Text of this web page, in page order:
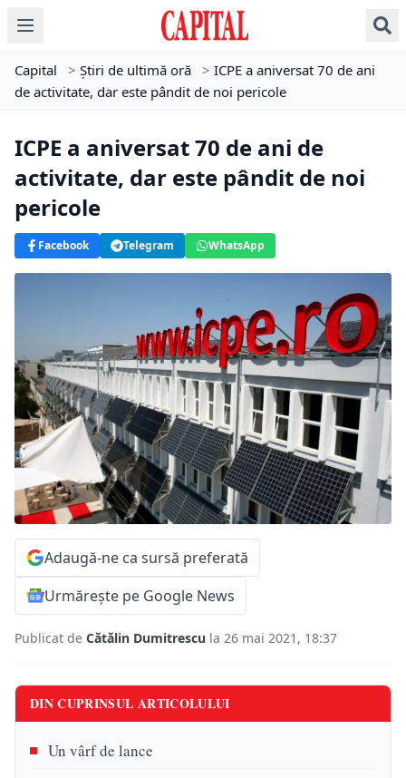
Capital > Știri de ultimă oră > ICPE a aniversat 70 de ani
de activitate, dar este pândit de noi pericole
ICPE a aniversat 70 de ani de
activitate, dar este pândit de noi
pericole
Facebook Telegram WhatsApp
Adaugă-ne ca sursă preferată
Urmărește pe Google News
Publicat de Cătălin Dumitrescu la 26 mai 2021, 18:37
DIN CUPRINSUL ARTICOLULUI
Un vârf de lance